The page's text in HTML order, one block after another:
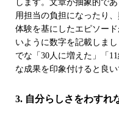
します。文章が抽象的で
用担当の負担になったり
体験を基にしたエピソー
いように数字を記載しま
でな「30人に増えた」「
な成果を印象付けると良い
3. 自分らしさをわすれ